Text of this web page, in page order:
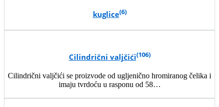
kuglice(6)
Cilindrični valjčići(106)
Cilindrični valjčići se proizvode od ugljenično hromiranog čelika i
imaju tvrdoću u rasponu od 58…